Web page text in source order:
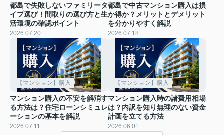
都島で失敗しないファミリータ
イプ選び！間取りの選び方と生
活環境の確認ポイント
2026.07.20
都島で中古マンション購入は損
か得か？メリットとデメリット
を分かりやすく解説
2026.07.18
【マンション】購入
マンション購入の不安を解消す
る方法は？住宅ローンシミュレ
ーションの基本を解説
2026.07.11
【マンション】購入
マンション購入時の諸費用相場
は？内訳を知り無理のない資金
計画を立てる方法
2026.06.01